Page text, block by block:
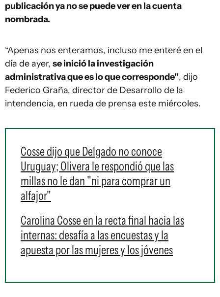
publicación ya no se puede ver en la cuenta
nombrada.
“Apenas nos enteramos, incluso me enteré en el
día de ayer, se inició la investigación
administrativa que es lo que corresponde", dijo
Federico Graña, director de Desarrollo de la
intendencia, en rueda de prensa este miércoles.
Cosse dijo que Delgado no conoce
Uruguay; Olivera le respondió que las
millas no le dan "ni para comprar un
alfajor"
Carolina Cosse en la recta final hacia las
internas: desafía a las encuestas y la
apuesta por las mujeres y los jóvenes